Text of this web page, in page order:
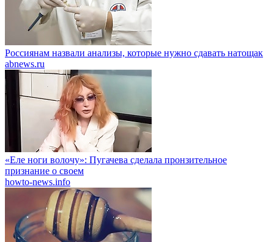
Россиянам назвали анализы, которые нужно сдавать натощак
abnews.ru
«Еле ноги волочу»: Пугачева сделала пронзительное
признание о своем
howto-news.info